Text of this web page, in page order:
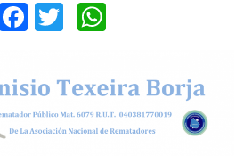
Facebook
Twitter